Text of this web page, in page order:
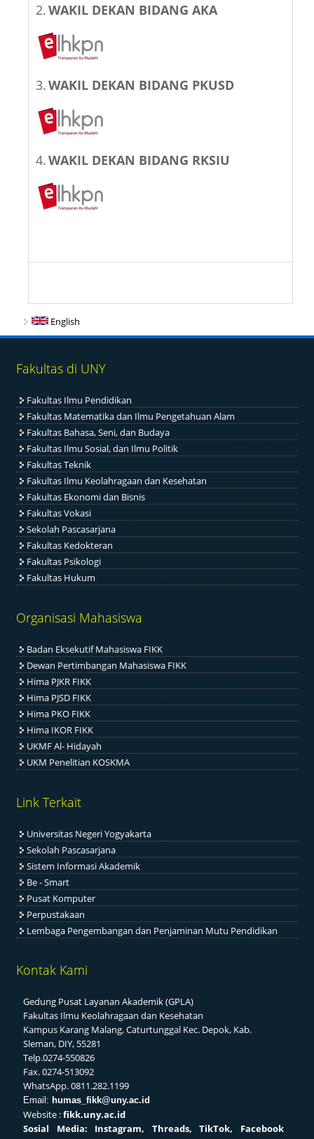
2.WAKIL DEKAN BIDANG AKA
3.WAKIL DEKAN BIDANG PKUSD
4.WAKIL DEKAN BIDANG RKSIU
English
Fakultas di UNY
Fakultas Ilmu Pendidikan
Fakultas Matematika dan Ilmu Pengetahuan Alam
Fakultas Bahasa, Seni, dan Budaya
Fakultas Ilmu Sosial, dan Ilmu Politik
Fakultas Teknik
Fakultas Ilmu Keolahragaan dan Kesehatan
Fakultas Ekonomi dan Bisnis
Fakultas Vokasi
Sekolah Pascasarjana
Fakultas Kedokteran
Fakultas Psikologi
Fakultas Hukum
Organisasi Mahasiswa
Badan Eksekutif Mahasiswa FIKK
Dewan Pertimbangan Mahasiswa FIKK
Hima PJKR FIKK
Hima PJSD FIKK
Hima PKO FIKK
Hima IKOR FIKK
UKMF Al- Hidayah
UKM Penelitian KOSKMA
Link Terkait
Universitas Negeri Yogyakarta
Sekolah Pascasarjana
Sistem Informasi Akademik
Be - Smart
Pusat Komputer
Perpustakaan
Lembaga Pengembangan dan Penjaminan Mutu Pendidikan
Kontak Kami
Gedung Pusat Layanan Akademik (GPLA)
Fakultas Ilmu Keolahragaan dan Kesehatan
Kampus Karang Malang, Caturtunggal Kec. Depok, Kab.
Sleman, DIY, 55281
Telp.0274-550826
Fax. 0274-513092
WhatsApp. 0811.282.1199
Email: humas_fikk@uny.ac.id
Website :fikk.uny.ac.id
Sosial
Media: Instagram, Threads, TikTok, Facebook